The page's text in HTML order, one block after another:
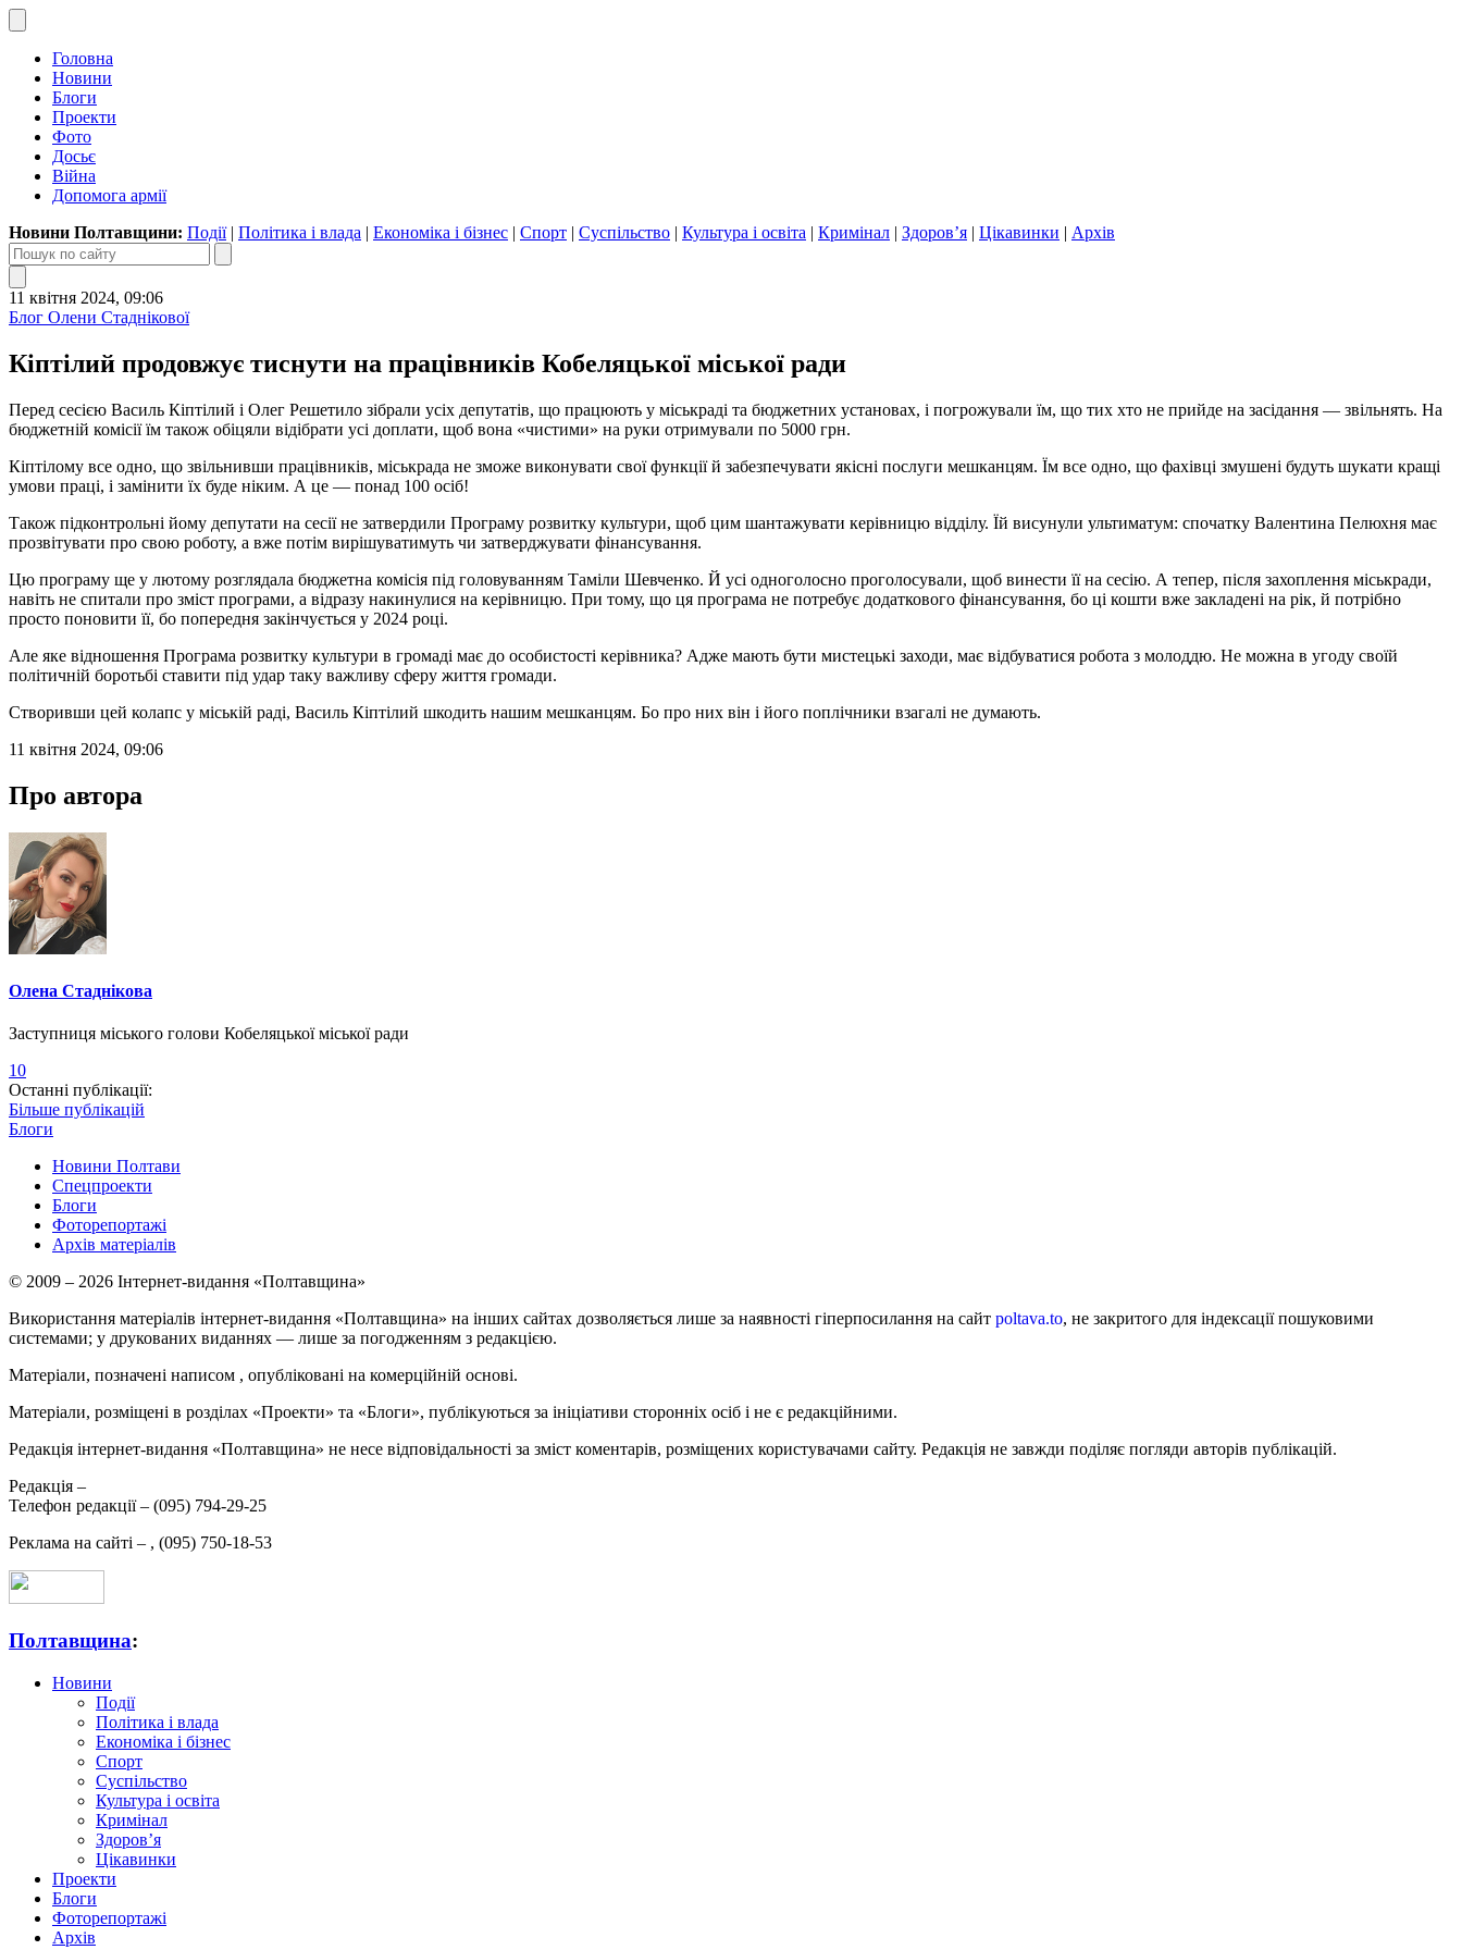
Головна
Новини
Блоги
Проекти
Фото
Досьє
Війна
Допомога армії
Новини Полтавщини: Події| Політика і влада | Економіка і бізнес | Спорт | Суспільство | Культура і освіта | Кримінал | Здоров’я | Цікавинки | Архів
11 квітня 2024, 09:06
Блог Олени Стаднікової
Кіптілий продовжує тиснути на працівників Кобеляцької міської ради
Перед сесією Василь Кіптілий і Олег Решетило зібрали усіх депутатів, що працюють у міськраді та бюджетних установах, і погрожували їм, що тих хто не прийде на засідання — звільнять. На
бюджетній комісії їм також обіцяли відібрати усі доплати, щоб вона «чистими» на руки отримували по 5000 грн.
Кіптілому все одно, що звільнивши працівників, міськрада не зможе виконувати свої функції й забезпечувати якісні послуги мешканцям. Їм все одно, що фахівці змушені будуть шукати кращі
умови праці, і замінити їх буде ніким. А це — понад 100 осіб!
Також підконтрольні йому депутати на сесії не затвердили Програму розвитку культури, щоб цим шантажувати керівницю відділу. Їй висунули ультиматум: спочатку Валентина Пелюхня має
прозвітувати про свою роботу, а вже потім вирішуватимуть чи затверджувати фінансування.
Цю програму ще у лютому розглядала бюджетна комісія під головуванням Таміли Шевченко. Й усі одноголосно проголосували, щоб винести її на сесію. А тепер, після захоплення міськради,
навіть не спитали про зміст програми, а відразу накинулися на керівницю. При тому, що ця програма не потребує додаткового фінансування, бо ці кошти вже закладені на рік, й потрібно
просто поновити її, бо попередня закінчується у 2024 році.
Але яке відношення Програма розвитку культури в громаді має до особистості керівника? Адже мають бути мистецькі заходи, має відбуватися робота з молоддю. Не можна в угоду своїй
політичній боротьбі ставити під удар таку важливу сферу життя громади.
Створивши цей колапс у міській раді, Василь Кіптілий шкодить нашим мешканцям. Бо про них він і його поплічники взагалі не думають.
11 квітня 2024, 09:06
Про автора
Олена Стаднікова
Заступниця міського голови Кобеляцької міської ради
10
Останні публікації:
Більше публікацій
Блоги
Новини Полтави
Спецпроекти
Блоги
Фоторепортажі
Архів матеріалів
© 2009 – 2026 Інтернет-видання «Полтавщина»
Використання матеріалів інтернет-видання «Полтавщина» на інших сайтах дозволяється лише за наявності гіперпосилання на сайт poltava.to, не закритого для індексації пошуковими
системами; у друкованих виданнях — лише за погодженням з редакцією.
Матеріали, позначені написом , опубліковані на комерційній основі.
Матеріали, розміщені в розділах «Проекти» та «Блоги», публікуються за ініціативи сторонніх осіб і не є редакційними.
Редакція інтернет-видання «Полтавщина» не несе відповідальності за зміст коментарів, розміщених користувачами сайту. Редакція не завжди поділяє погляди авторів публікацій.
Редакція –
Телефон редакції – (095) 794-29-25
Реклама на сайті – , (095) 750-18-53
Полтавщина:
Новини
Події
Політика і влада
Економіка і бізнес
Спорт
Суспільство
Культура і освіта
Кримінал
Здоров’я
Цікавинки
Проекти
Блоги
Фоторепортажі
Архів